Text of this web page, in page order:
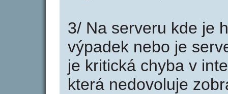
3/ Na serveru kde je
výpadek nebo je
je kritická chyba v
která nedovoluje